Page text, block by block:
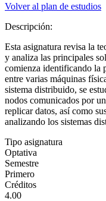
Volver al plan de estudios
Descripción:
Esta asignatura revisa la
y analiza las principales
comienza identificando la
entre varias máquinas
sistema distribuido, se
nodos comunicados por
replicar datos, así como
analizando los sistemas
Tipo asignatura
Optativa
Semestre
Primero
Créditos
4.00